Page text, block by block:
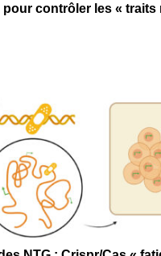
pour contrôler les « traits